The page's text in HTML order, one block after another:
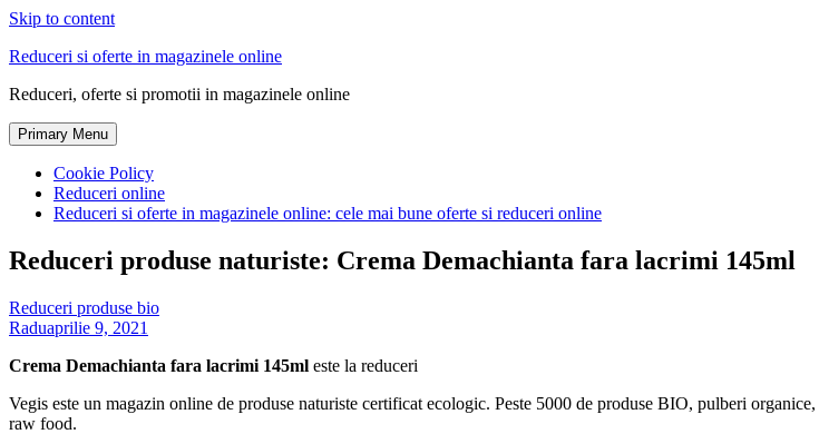
Skip to content
Reduceri si oferte in magazinele online
Reduceri, oferte si promotii in magazinele online
Primary Menu
Cookie Policy
Reduceri online
Reduceri si oferte in magazinele online: cele mai bune oferte si reduceri online
Reduceri produse naturiste: Crema Demachianta fara lacrimi 145ml
Reduceri produse bio
Raduaprilie 9, 2021
Crema Demachianta fara lacrimi 145ml este la reduceri
Vegis este un magazin online de produse naturiste certificat ecologic. Peste 5000 de produse BIO, pulberi
raw food.